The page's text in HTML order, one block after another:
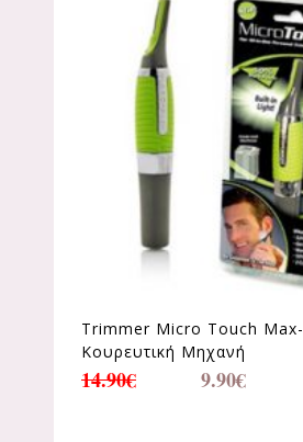
Trimmer Micro Touch Max-
Κουρευτική Μηχανή
14.90€ 9.90€